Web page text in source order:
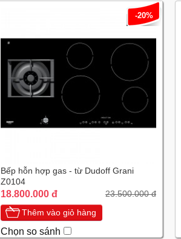
-20%
Bếp hỗn hợp gas - từ Dudoff Grani
Z0104
18.800.000 đ 23.500.000 đ
Thêm vào giỏ hàng
Chọn so sánh